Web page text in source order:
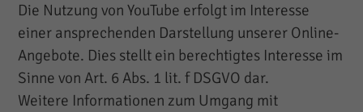
Die Nutzung von YouTube erfolgt im Interesse
einer ansprechenden Darstellung unserer Online-
Angebote. Dies stellt ein berechtigtes Interesse im
Sinne von Art. 6 Abs. 1 lit. f DSGVO dar.
Weitere Informationen zum Umgang mit